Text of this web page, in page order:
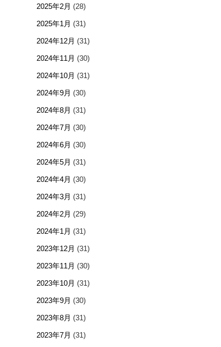
2025年2月 (28)
2025年1月 (31)
2024年12月 (31)
2024年11月 (30)
2024年10月 (31)
2024年9月 (30)
2024年8月 (31)
2024年7月 (30)
2024年6月 (30)
2024年5月 (31)
2024年4月 (30)
2024年3月 (31)
2024年2月 (29)
2024年1月 (31)
2023年12月 (31)
2023年11月 (30)
2023年10月 (31)
2023年9月 (30)
2023年8月 (31)
2023年7月 (31)